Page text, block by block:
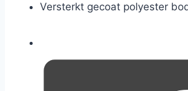
Versterkt gecoat polyester